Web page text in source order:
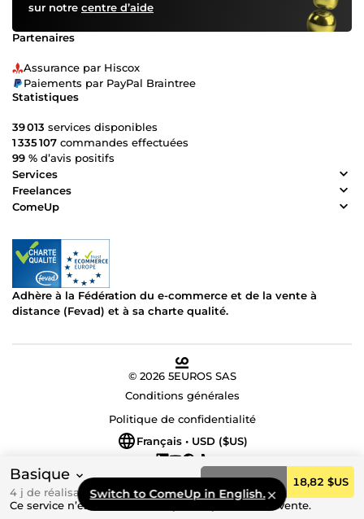
Basique
4 j de réalisation
Commander
18,82 $US
Ce service n’est actuellement pas disponible à la vente.
Switch to ComeUp in English.
sur notre centre d’aide
Partenaires
Assurance par Hiscox
Paiements par PayPal Braintree
Statistiques
39 013 services disponibles
1 335 107 commandes effectuées
99 % d’avis positifs
Services
Freelances
ComeUp
Adhère à la Fédération du e-commerce et de la vente à
distance (Fevad) et à sa charte qualité.
© 2026 5EUROS SAS
Conditions générales
Politique de confidentialité
Français • USD ($US)